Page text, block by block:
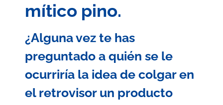
mítico pino.
¿Alguna vez te has
preguntado a quién se le
ocurriría la idea de colgar en
el retrovisor un producto